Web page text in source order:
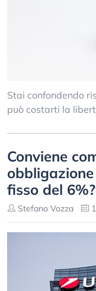
Stai confondendo
può costarti la
Conviene
fisso del 6%?
Stefano Vozza